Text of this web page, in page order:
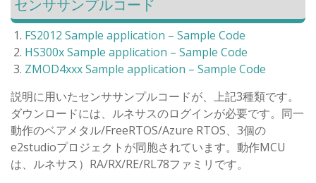
センササンプルコード
FS2012 Sample application – Sample Code
HS300x Sample application – Sample Code
ZMOD4xxx Sample application – Sample Code
説明に用いたセンササンプルコードが、上記3種類です。
ダウンロードには、ルネサスのログインが必要です。同一
動作のベアメタル/FreeRTOS/Azure RTOS、3個の
e2studioプロジェクトが同胞されています。動作MCU
は、ルネサス）RA/RX/RE/RL78ファミリです。